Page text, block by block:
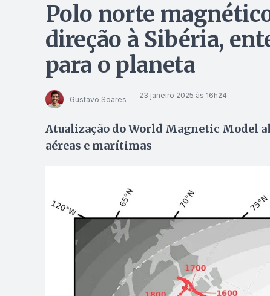
Polo norte
direção à Sibéria,
para o planeta
Gustavo Soares 23 janeiro 2025 às 16h24
Atualização do World Magnetic Model
aéreas e marítimas